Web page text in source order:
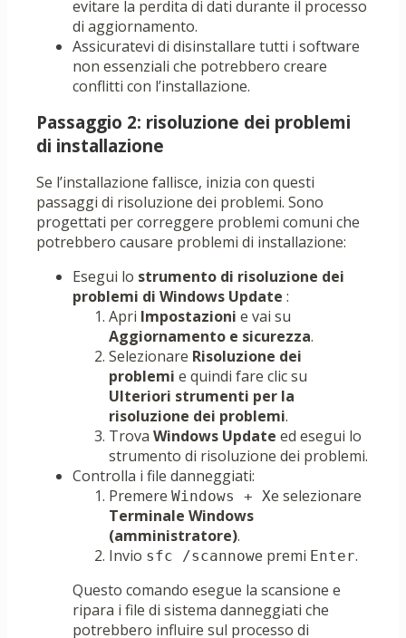
evitare la perdita di dati durante il processo
di aggiornamento.
Assicuratevi di disinstallare tutti i software
non essenziali che potrebbero creare
conflitti con l’installazione.
Passaggio 2: risoluzione dei problemi
di installazione
Se l’installazione fallisce, inizia con questi
passaggi di risoluzione dei problemi. Sono
progettati per correggere problemi comuni che
potrebbero causare problemi di installazione:
Esegui lo strumento di risoluzione dei
problemi di Windows Update :
Apri Impostazioni e vai su
Aggiornamento e sicurezza.
Selezionare Risoluzione dei
problemi e quindi fare clic su
Ulteriori strumenti per la
risoluzione dei problemi.
Trova Windows Update ed esegui lo
strumento di risoluzione dei problemi.
Controlla i file danneggiati:
Premere Windows + Xe selezionare
Terminale Windows
(amministratore).
Invio sfc /scannowe premi Enter.
Questo comando esegue la scansione e
ripara i file di sistema danneggiati che
potrebbero influire sul processo di